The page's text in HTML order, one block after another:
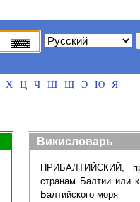
Х Ц Ч Ш Щ Э Ю Я
Викисловарь
ПРИБАЛТИЙСКИЙ,
странам Балтии или
Балтийского моря